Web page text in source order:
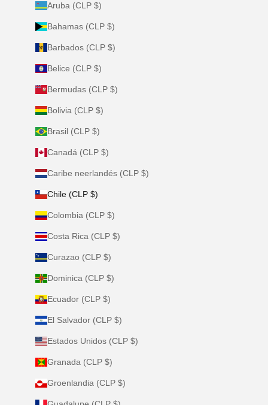
Aruba (CLP $)
Bahamas (CLP $)
Barbados (CLP $)
Belice (CLP $)
Bermudas (CLP $)
Bolivia (CLP $)
Brasil (CLP $)
Canadá (CLP $)
Caribe neerlandés (CLP $)
Chile (CLP $)
Colombia (CLP $)
Costa Rica (CLP $)
Curazao (CLP $)
Dominica (CLP $)
Ecuador (CLP $)
El Salvador (CLP $)
Estados Unidos (CLP $)
Granada (CLP $)
Groenlandia (CLP $)